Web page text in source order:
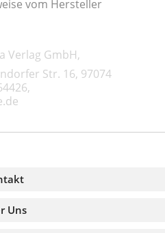
vom Hersteller
Verlag GmbH,
Str. 16, 97074
Uns